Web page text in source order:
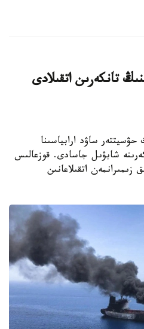
تانكەرىن اتقىلادى
ساۋد ارابياسىنا
شابۋىل جاسادى. قوزعالىس
زىمىرانمەن اتقىلاعانىن